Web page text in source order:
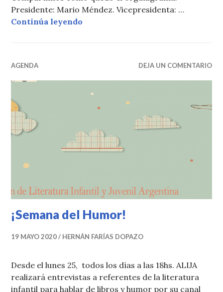
Presidente: Mario Méndez. Vicepresidenta: …
Continúa leyendo
AGENDA DEJA UN COMENTARIO
¡Semana del Humor!
19 MAYO 2020 HERNÁN FARÍAS DOPAZO
Desde el lunes 25, todos los días a las 18hs. ALIJA
realizará entrevistas a referentes de la literatura
infantil para hablar de libros y humor por su canal